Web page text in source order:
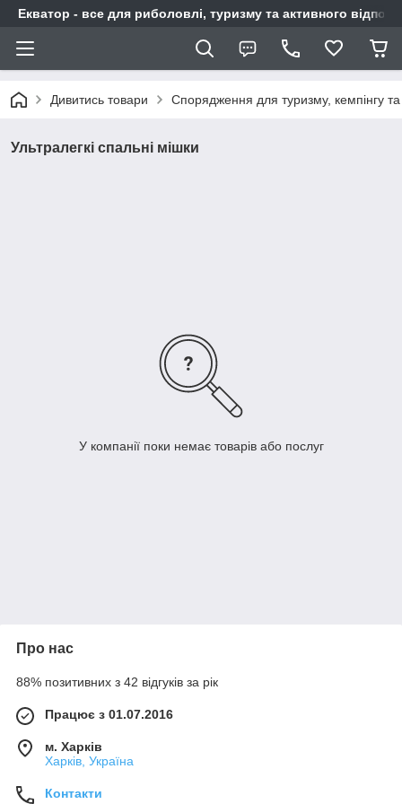
Екватор - все для риболовлі, туризму та активного
Дивитись товари Спорядження для туризму, кемпінгу та
Ультралегкі спальні мішки
У компанії поки немає товарів або послуг
Про нас
88% позитивних з 42 відгуків за рік
Працює з 01.07.2016
м. Харків
Харків, Україна
Контакти